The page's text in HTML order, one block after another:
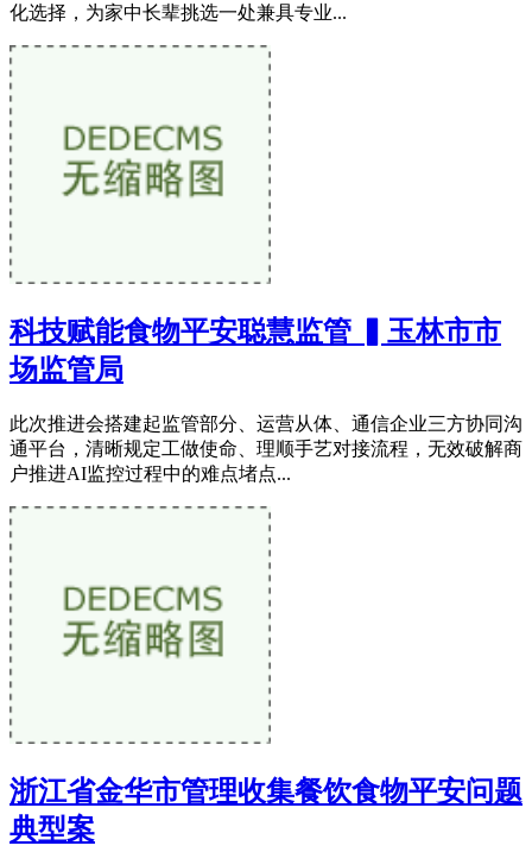
化选择，为家中长辈挑选一处兼具专业...
科技赋能食物平安聪慧监管 ▍玉林市市
场监管局
此次推进会搭建起监管部分、运营从体、通信企业三方协同沟
通平台，清晰规定工做使命、理顺手艺对接流程，无效破解商
户推进AI监控过程中的难点堵点...
浙江省金华市管理收集餐饮食物平安问题
典型案